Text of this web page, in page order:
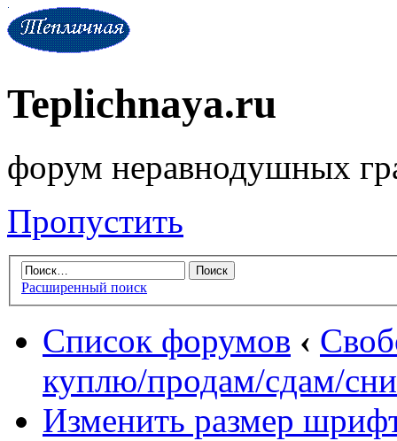
Teplichnaya.ru
форум неравнодушных
Пропустить
Расширенный поиск
Список форумов ‹
куплю/продам/сдам/
Изменить размер